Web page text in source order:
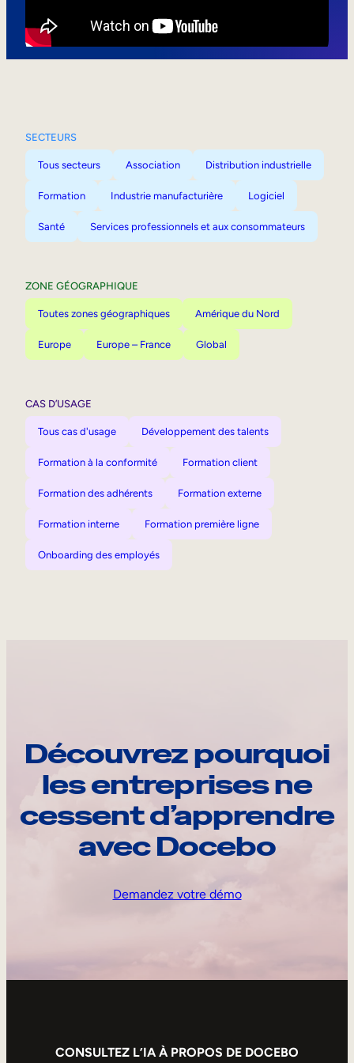
SECTEURS
Tous secteurs Association Distribution industrielle
Formation Industrie manufacturière Logiciel
Santé Services professionnels et aux consommateurs
ZONE GÉOGRAPHIQUE
Toutes zones géographiques Amérique du Nord
Europe Europe – France Global
CAS D’USAGE
Tous cas d'usage Développement des talents
Formation à la conformité Formation client
Formation des adhérents Formation externe
Formation interne Formation première ligne
Onboarding des employés
Découvrez pourquoi
les entreprises ne
cessent d’apprendre
avec Docebo
Demandez votre démo
CONSULTEZ L’IA À PROPOS DE DOCEBO